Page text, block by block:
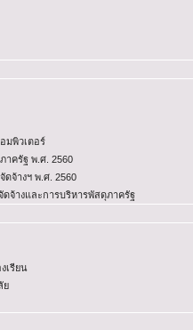
มพิวเตอร์
าครัฐ พ.ศ. 2560
ดจ้างฯ พ.ศ. 2560
จ้างและการบริหารพัสดุภาครัฐ
เรียน
ย